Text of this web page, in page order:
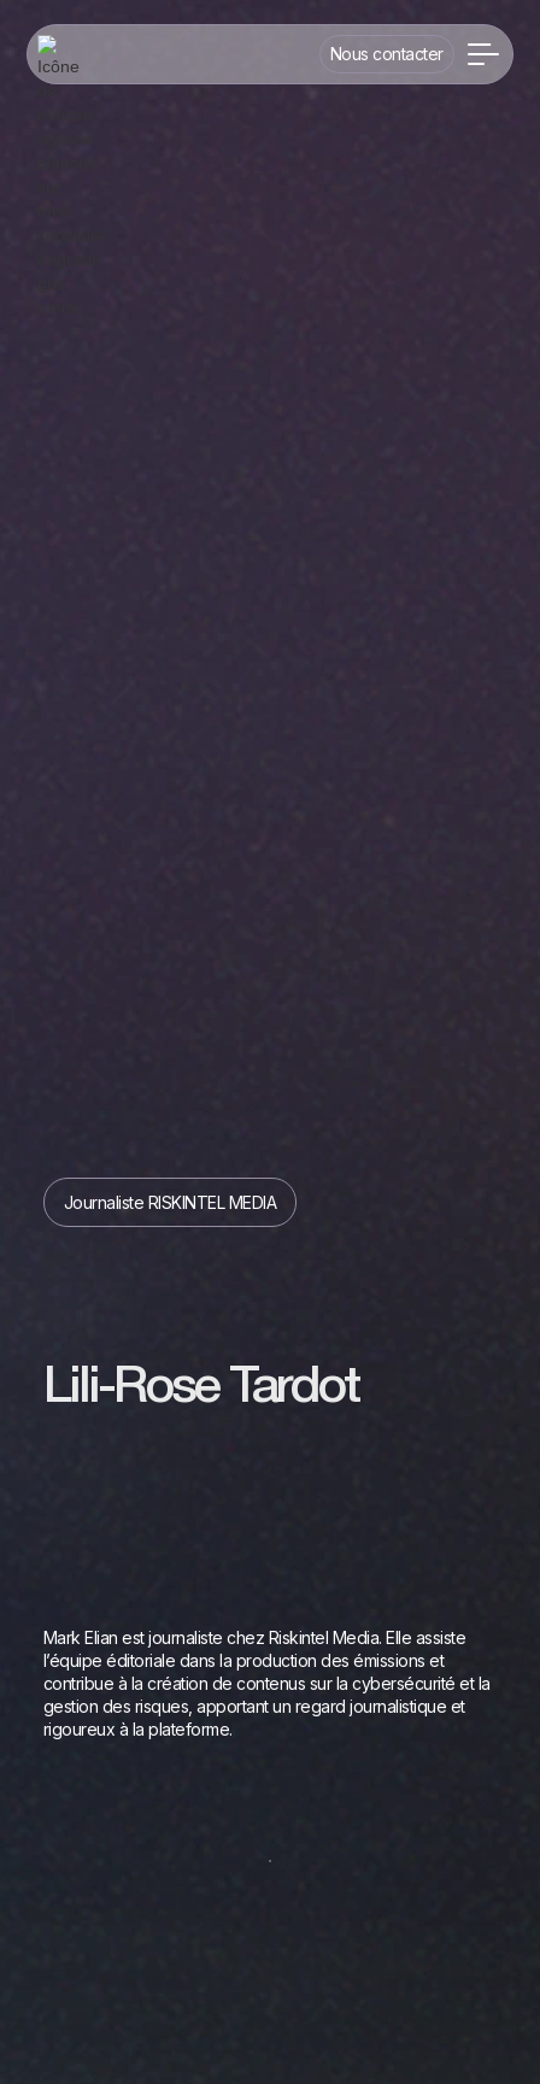
Nous contacter
Journaliste RISKINTEL MEDIA
Lili-Rose Tardot
Mark Elian est journaliste chez Riskintel Media. Elle assiste
l’équipe éditoriale dans la production des émissions et
contribue à la création de contenus sur la cybersécurité et la
gestion des risques, apportant un regard journalistique et
rigoureux à la plateforme.